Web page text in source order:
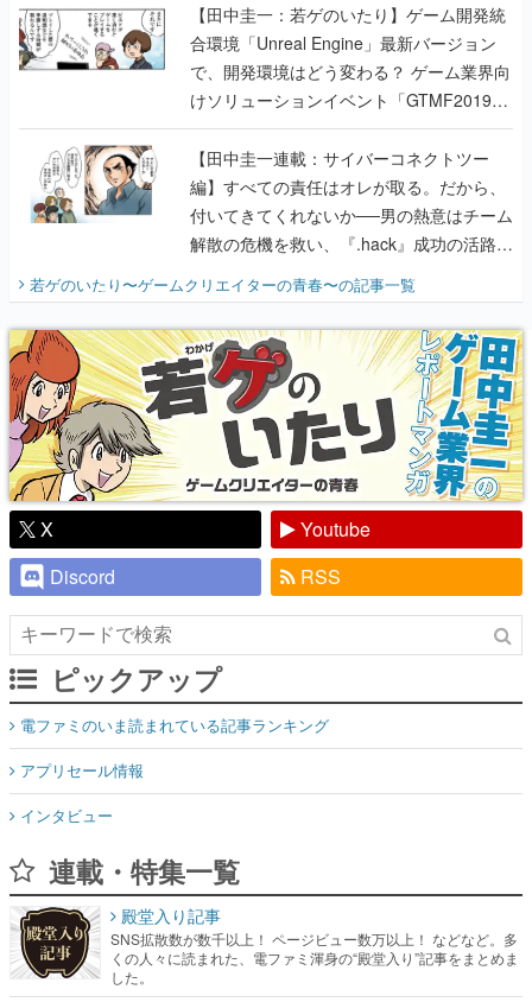
【田中圭一：若ゲのいたり】ゲーム開発統
合環境「Unreal Engine」最新バージョン
で、開発環境はどう変わる？ ゲーム業界向
けソリューションイベント「GTMF2019」
に行って、より理解を深めよう【PR】
【田中圭一連載：サイバーコネクトツー
編】すべての責任はオレが取る。だから、
付いてきてくれないか──男の熱意はチーム
解散の危機を救い、『.hack』成功の活路を
『少年ジャンプ』色だった【若ゲのいた
り】
若ゲのいたり〜ゲームクリエイターの青春〜の記事一覧
X
Youtube
Discord
RSS
ピックアップ
電ファミのいま読まれている記事ランキング
アプリセール情報
インタビュー
連載・特集一覧
殿堂入り記事
SNS拡散数が数千以上！ ページビュー数万以上！ などなど。多
くの人々に読まれた、電ファミ渾身の“殿堂入り”記事をまとめま
した。